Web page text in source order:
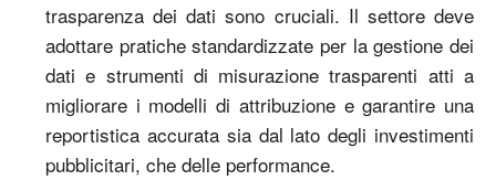
trasparenza dei dati sono cruciali. Il settore deve
adottare pratiche standardizzate per la gestione dei
dati e strumenti di misurazione trasparenti atti a
migliorare i modelli di attribuzione e garantire una
reportistica accurata sia dal lato degli investimenti
pubblicitari, che delle performance.